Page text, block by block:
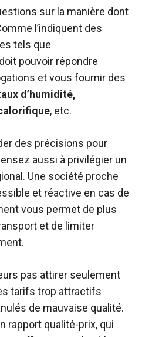
sur la manière dont
l’indiquent des
tels que
pouvoir répondre
et vous fournir des
d’humidité,
, etc.
des précisions pour
aussi à privilégier un
Une société proche
et réactive en cas de
vous permet de plus
et de limiter
pas attirer seulement
tarifs trop attractifs
de mauvaise qualité.
rapport qualité-prix, qui